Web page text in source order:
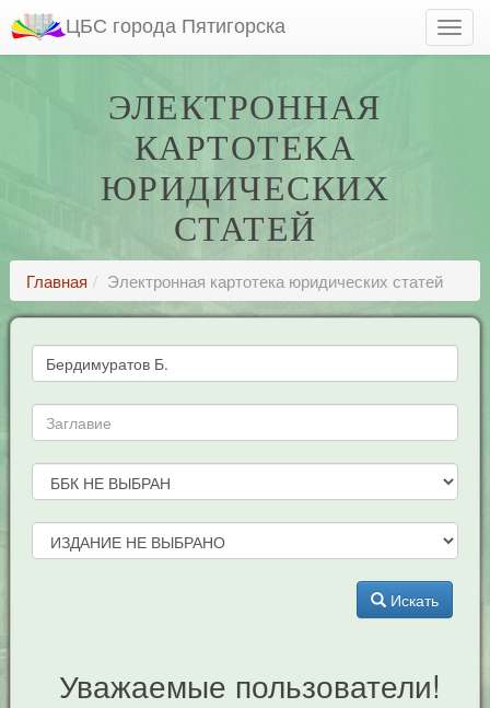
ЦБС города Пятигорска
ЭЛЕКТРОННАЯ
КАРТОТЕКА
ЮРИДИЧЕСКИХ
СТАТЕЙ
Главная Электронная картотека юридических статей
Искать
Уважаемые пользователи!